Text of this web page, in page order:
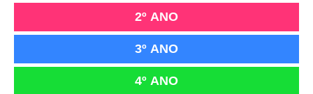
2º ANO
3º ANO
4º ANO